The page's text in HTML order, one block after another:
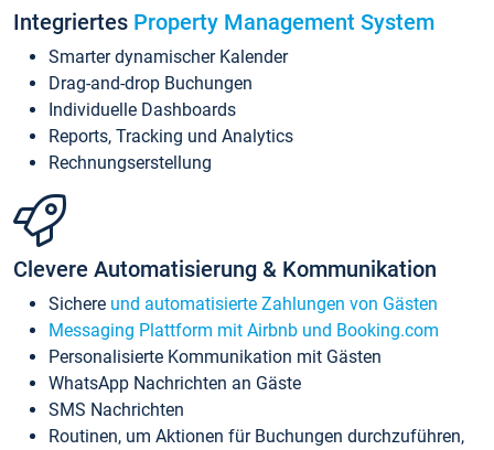
Integriertes Property Management System
Smarter dynamischer Kalender
Drag-and-drop Buchungen
Individuelle Dashboards
Reports, Tracking und Analytics
Rechnungserstellung
Clevere Automatisierung & Kommunikation
Sichere und automatisierte Zahlungen von Gästen
Messaging Plattform mit Airbnb und Booking.com
Personalisierte Kommunikation mit Gästen
WhatsApp Nachrichten an Gäste
SMS Nachrichten
Routinen, um Aktionen für Buchungen durchzuführen,